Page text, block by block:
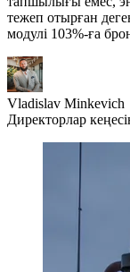
тежеп отырған
модулі 103%-ға
Vladislav Minkevich
Директорлар